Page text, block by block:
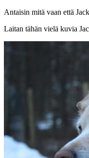
Antaisin mitä vaan että
Laitan tähän vielä kuvia